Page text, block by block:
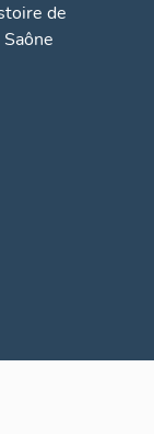
de